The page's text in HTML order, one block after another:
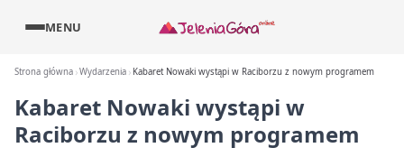
MENU
Strona główna Wydarzenia Kabaret Nowaki wystąpi w Raciborzu z nowym programem
Kabaret Nowaki wystąpi w
Raciborzu z nowym programem